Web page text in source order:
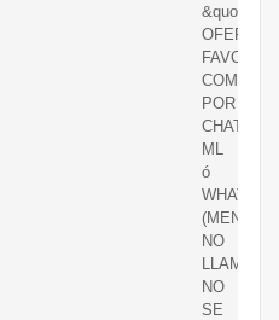
OFERTAR,
FAVOR
POR
CHAT
ML
ó
NO
LLAMAR,
NO
SE